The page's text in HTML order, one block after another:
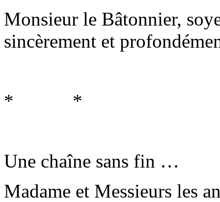
Monsieur le Bâtonnier,
sincèrement et
* *
Une chaîne sans fin …
Madame et Messieurs les